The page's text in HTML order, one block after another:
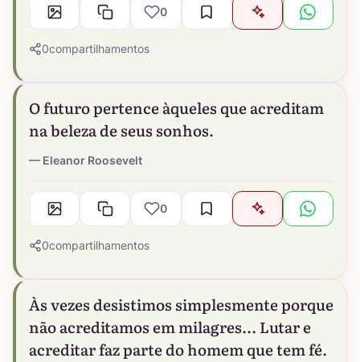
0
0compartilhamentos
O futuro pertence àqueles que acreditam
na beleza de seus sonhos.
Eleanor Roosevelt
0
0compartilhamentos
Às vezes desistimos simplesmente porque
não acreditamos em milagres... Lutar e
acreditar faz parte do homem que tem fé.